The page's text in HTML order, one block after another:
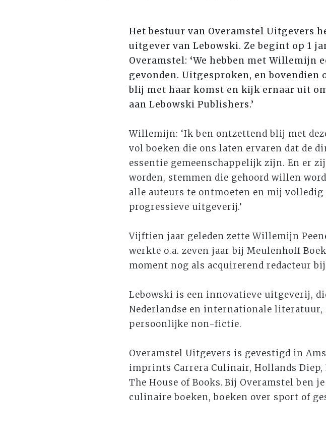
Het bestuur van Overamstel Uitgevers
uitgever van Lebowski. Ze begint op 1
Overamstel: ‘We hebben met Willemijn
gevonden. Uitgesproken, en bovendien
blij met haar komst en kijk ernaar uit
aan Lebowski Publishers.’
Willemijn: ‘Ik ben ontzettend blij met
vol boeken die ons laten ervaren dat de
essentie gemeenschappelijk zijn. En er
worden, stemmen die gehoord willen
alle auteurs te ontmoeten en mij
progressieve uitgeverij.’
Vijftien jaar geleden zette Willemijn
werkte o.a. zeven jaar bij Meulenhoff
moment nog als acquirerend redacteur
Lebowski is een innovatieve uitgeverij,
Nederlandse en internationale
persoonlijke non-fictie.
Overamstel Uitgevers is gevestigd in
imprints Carrera Culinair, Hollands
The House of Books. Bij Overamstel ben
culinaire boeken, boeken over sport of